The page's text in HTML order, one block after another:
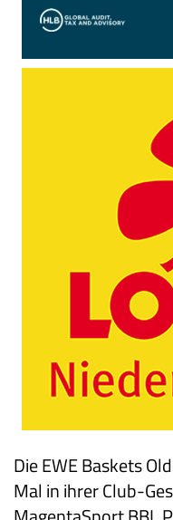
Die EWE Baskets
Mal in ihrer Club-